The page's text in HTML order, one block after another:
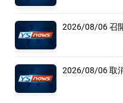
2026/08/06 召
2026/08/06 取